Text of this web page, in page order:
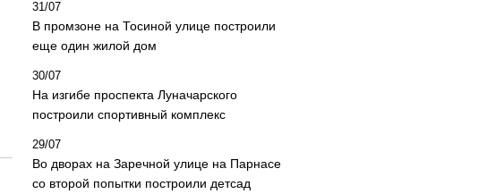
31/07
В промзоне на Тосиной улице построили
еще один жилой дом
30/07
На изгибе проспекта Луначарского
построили спортивный комплекс
29/07
Во дворах на Заречной улице на Парнасе
со второй попытки построили детсад